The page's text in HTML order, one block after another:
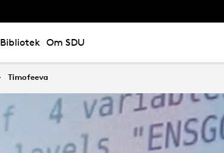
Bibliotek Om SDU
Timofeeva